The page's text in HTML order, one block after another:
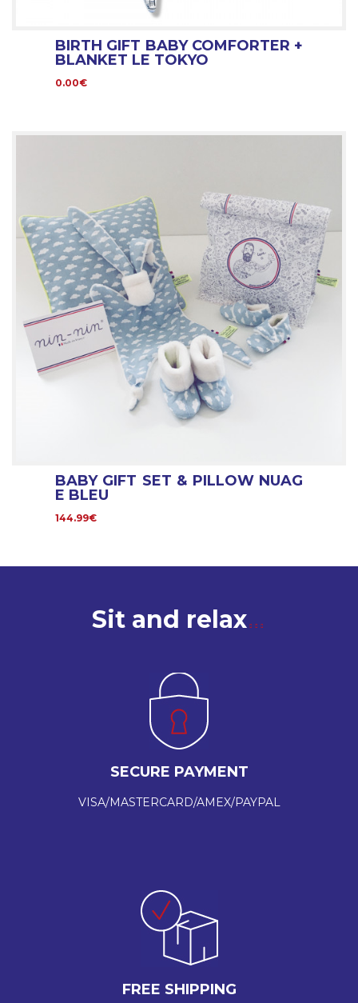
BIRTH GIFT BABY COMFORTER +
BLANKET LE TOKYO
0.00€
BABY GIFT SET & PILLOW NUAG
E BLEU
144.99€
Sit and relax
SECURE PAYMENT
VISA/MASTERCARD/AMEX/PAYPAL
FREE SHIPPING